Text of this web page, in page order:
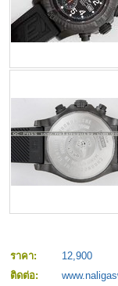
ราคา: 12,900
ติดต่อ: